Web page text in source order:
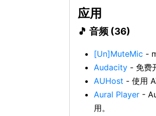
应用
🎵 音频 (36)
[Un]MuteMic -
Audacity - 免费
AUHost - 使用
Aural Player -
用。